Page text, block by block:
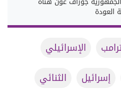
العودة
الإسرائيلي
إسرائيل
الثنائي